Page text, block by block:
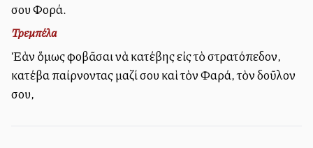
σου Φορά.
Τρεμπέλα
Ἐὰν ὅμως φοβᾶσαι νὰ κατέβης εἰς τὸ στρατόπεδον,
κατέβα παίρνοντας μαζί σου καὶ τὸν Φαρά, τὸν δοῦλον
σου,